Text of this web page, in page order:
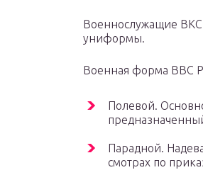
Военнослужащие
униформы.
Военная форма ВВС
Полевой.
Парадной.
смотрах по